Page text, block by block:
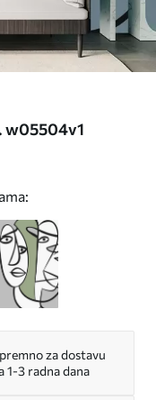
w05504v1
za dostavu
1-3 radna dana